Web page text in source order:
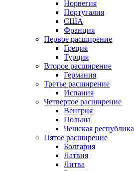
Норвегия
Португалия
США
Франция
Первое расширение
Греция
Турция
Второе расширение
Германия
Третье расширение
Испания
Четвертое расширение
Венгрия
Польша
Чешская республика
Пятое расширение
Болгария
Латвия
Литва